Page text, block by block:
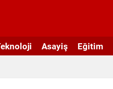
Asayiş Eğitim